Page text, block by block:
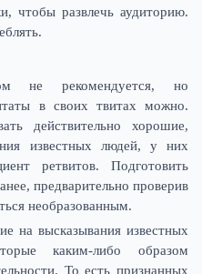
чтобы развлечь аудиторию.
не рекомендуется, но
в своих твитах можно.
действительно хорошие,
известных людей, у них
ретвитов. Подготовить
предварительно проверив
необразованным.
на высказывания известных
каким-либо образом
То есть признанных